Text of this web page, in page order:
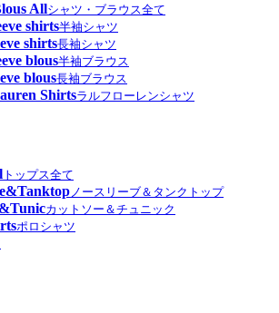
Allシャツ・ブラウス全て
shirts半袖シャツ
shirts長袖シャツ
blous半袖ブラウス
blous長袖ブラウス
Shirtsラルフローレンシャツ
トップス全て
ノースリーブ＆タンクトップ
カットソー＆チュニック
ポロシャツ